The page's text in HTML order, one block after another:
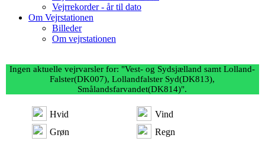
Vejrrekorder - år til dato
Om Vejrstationen
Billeder
Om vejrstationen
Ingen aktuelle vejrvarsler for: "Vest- og Sydsjælland samt Lolland-
Falster(DK007), Lollandfalster Syd(DK813),
Smålandsfarvandet(DK814)".
Hvid
Vind
Grøn
Regn